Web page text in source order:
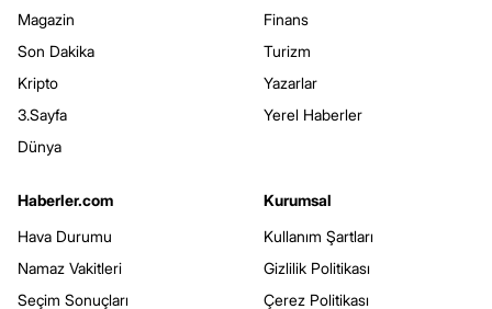
Magazin
Son Dakika
Kripto
3.Sayfa
Dünya
Finans
Turizm
Yazarlar
Yerel Haberler
Haberler.com
Hava Durumu
Namaz Vakitleri
Seçim Sonuçları
Kurumsal
Kullanım Şartları
Gizlilik Politikası
Çerez Politikası